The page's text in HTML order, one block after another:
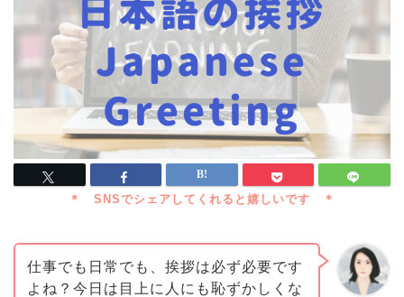
仕事でも日常でも、挨拶は必ず必要です
よね？今日は目上に人にも恥ずかしくな